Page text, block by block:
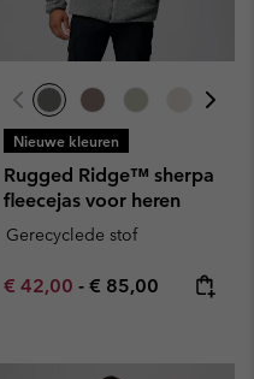
Nieuwe kleuren
Rugged Ridge™ sherpa
fleecejas voor heren
Gerecyclede stof
Minimum sale price:
€ 42,00 - Maximum price:
€ 85,00